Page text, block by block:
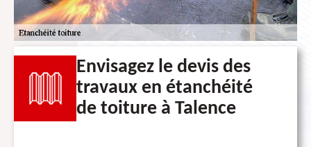
Envisagez le devis des
travaux en étanchéité
de toiture à Talence